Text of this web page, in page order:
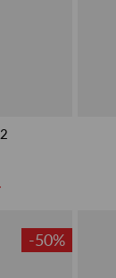
-50%